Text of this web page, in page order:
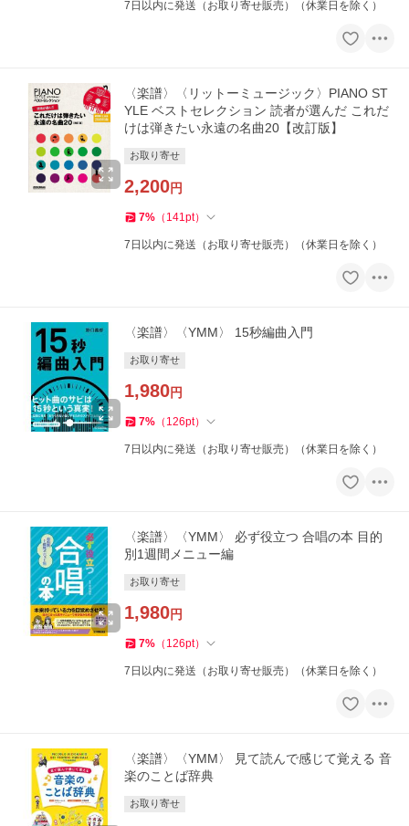
7日以内に発送（お取り寄せ販売）（休業日を除く）
〈楽譜〉〈リットーミュージック〉PIANO ST
YLE ベストセレクション 読者が選んだ これだ
けは弾きたい永遠の名曲20【改訂版】
お取り寄せ
2,200円
7% （ 141pt）
7日以内に発送（お取り寄せ販売）（休業日を除く）
〈楽譜〉〈YMM〉 15秒編曲入門
お取り寄せ
1,980円
7% （ 126pt）
7日以内に発送（お取り寄せ販売）（休業日を除く）
〈楽譜〉〈YMM〉 必ず役立つ 合唱の本 目的
別1週間メニュー編
お取り寄せ
1,980円
7% （ 126pt）
7日以内に発送（お取り寄せ販売）（休業日を除く）
〈楽譜〉〈YMM〉 見て読んで感じて覚える 音
楽のことば辞典
お取り寄せ